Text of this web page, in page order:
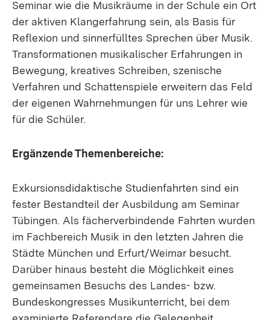
Seminar wie die Musikräume in der Schule ein Ort
der aktiven Klangerfahrung sein, als Basis für
Reflexion und sinnerfülltes Sprechen über Musik.
Transformationen musikalischer Erfahrungen in
Bewegung, kreatives Schreiben, szenische
Verfahren und Schattenspiele erweitern das Feld
der eigenen Wahrnehmungen für uns Lehrer wie
für die Schüler.
Ergänzende Themenbereiche:
Exkursionsdidaktische Studienfahrten sind ein
fester Bestandteil der Ausbildung am Seminar
Tübingen. Als fächerverbindende Fahrten wurden
im Fachbereich Musik in den letzten Jahren die
Städte München und Erfurt/Weimar besucht.
Darüber hinaus besteht die Möglichkeit eines
gemeinsamen Besuchs des Landes- bzw.
Bundeskongresses Musikunterricht, bei dem